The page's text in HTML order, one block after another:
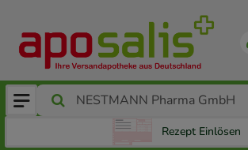
Rezept Einlösen